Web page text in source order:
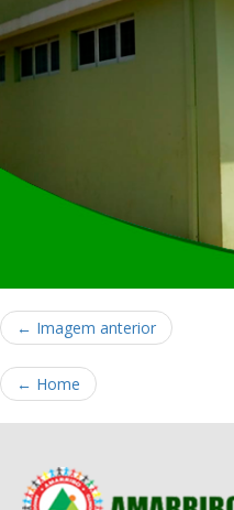
← Imagem anterior
← Home